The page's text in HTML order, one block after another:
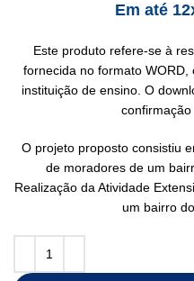
Em até
Este produto refere-se à
fornecida no formato
instituição de ensino. O
O projeto proposto consistiu
de moradores de um
Realização da Atividade
um bairro